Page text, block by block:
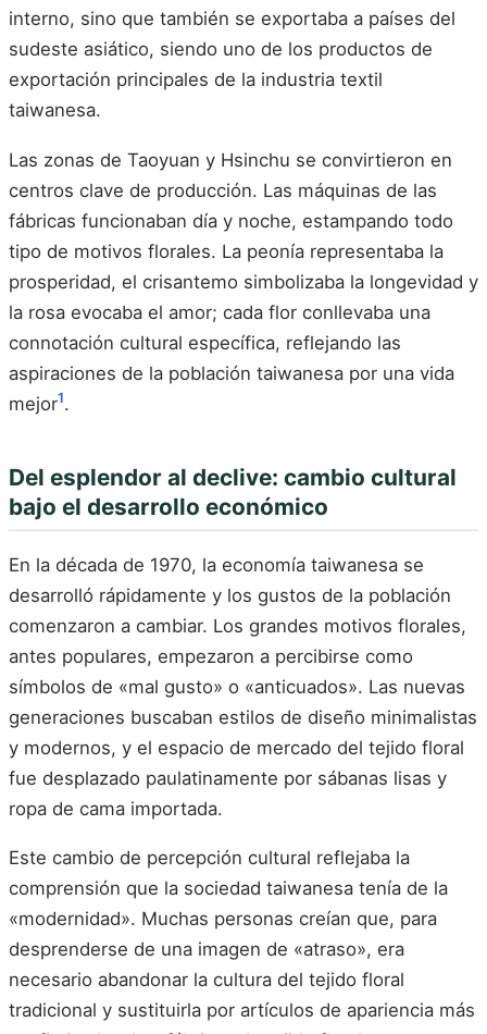
interno, sino que también se exportaba a países del
sudeste asiático, siendo uno de los productos de
exportación principales de la industria textil
taiwanesa.
Las zonas de Taoyuan y Hsinchu se convirtieron en
centros clave de producción. Las máquinas de las
fábricas funcionaban día y noche, estampando todo
tipo de motivos florales. La peonía representaba la
prosperidad, el crisantemo simbolizaba la longevidad y
la rosa evocaba el amor; cada flor conllevaba una
connotación cultural específica, reflejando las
aspiraciones de la población taiwanesa por una vida
mejor1.
Del esplendor al declive: cambio cultural
bajo el desarrollo económico
En la década de 1970, la economía taiwanesa se
desarrolló rápidamente y los gustos de la población
comenzaron a cambiar. Los grandes motivos florales,
antes populares, empezaron a percibirse como
símbolos de «mal gusto» o «anticuados». Las nuevas
generaciones buscaban estilos de diseño minimalistas
y modernos, y el espacio de mercado del tejido floral
fue desplazado paulatinamente por sábanas lisas y
ropa de cama importada.
Este cambio de percepción cultural reflejaba la
comprensión que la sociedad taiwanesa tenía de la
«modernidad». Muchas personas creían que, para
desprenderse de una imagen de «atraso», era
necesario abandonar la cultura del tejido floral
tradicional y sustituirla por artículos de apariencia más